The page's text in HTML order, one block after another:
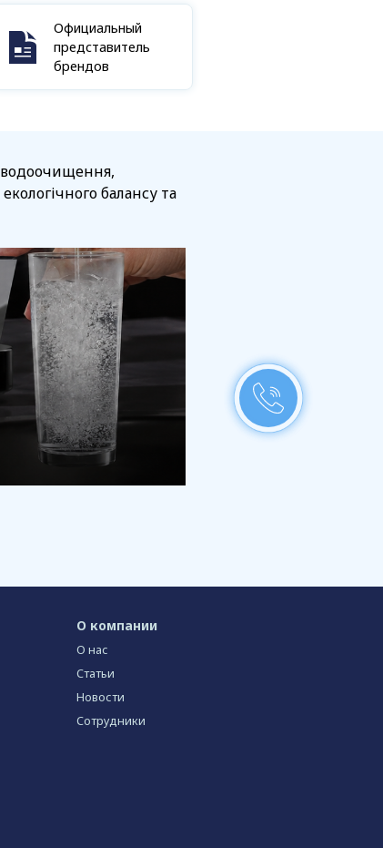
Официальный
представитель
брендов
водоочищення,
балансу та
О компании
О нас
Статьи
Новости
Сотрудники